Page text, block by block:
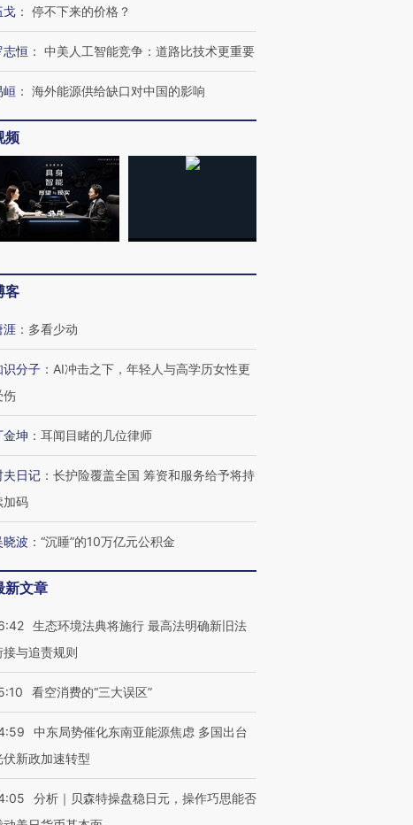
跨国走私7万
尿检体内含3种
视线｜HYROX的吸金
术：是什么让中产们甘
心“花钱找虐”？
进第四届链博
戈 ： 停不下来的价格？
志恒 ： 中美人工智能竞争：道路比技术更重要
峘 ： 海外能源供给缺口对中国的影响
频
客
涯 ： 多看少动
识分子 ： AI冲击之下，年轻人与高学历女性更
伤
金坤 ： 耳闻目睹的几位律师
夫日记 ： 长护险覆盖全国 筹资和服务给予将持
加码
晓波 ： “沉睡”的10万亿元公积金
新文章
生态环境法典将施行 最高法明确新旧法
接与追责规则
看空消费的“三大误区”
中东局势催化东南亚能源焦虑 多国出台
伏新政加速转型
分析｜贝森特操盘稳日元，操作巧思能否